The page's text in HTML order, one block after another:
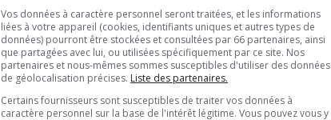
Vos données à caractère personnel seront traitées, et les informations
liées à votre appareil (cookies, identifiants uniques et autres types de
données) pourront être stockées et consultées par 66 partenaires, ainsi
que partagées avec lui, ou utilisées spécifiquement par ce site. Nos
partenaires et nous-mêmes sommes susceptibles d'utiliser des données
de géolocalisation précises. Liste des partenaires.
Certains fournisseurs sont susceptibles de traiter vos données à
caractère personnel sur la base de l'intérêt légitime. Vous pouvez vous y